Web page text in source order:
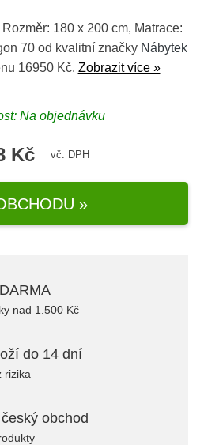
180 x 200 cm, Matrace:
70 od kvalitní značky Nábytek
16950 Kč. Zobrazit více »
Na objednávku
Kč vč. DPH
»
nad 1.500 Kč
do 14 dní
rizika
obchod